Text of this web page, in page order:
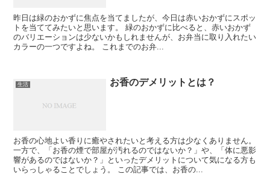
昨日は緑のおかずに焦点を当てましたが、今日は赤いおかずにスポッ
トを当ててみたいと思います。 緑のおかずに比べると、赤いおかず
のバリエーションは少ないかもしれませんが、お弁当に取り入れたい
カラーの一つですよね。 これまでのお弁...
生活 お香のデメリットとは？
お香の心地よい香りに癒やされたいと考える方は少なくありません。
一方で、「お香の煙で部屋が汚れるのではないか？」や、「体に悪影
響があるのではないか？」といったデメリットについて気になる方も
いらっしゃることでしょう。 この記事では、お香の...